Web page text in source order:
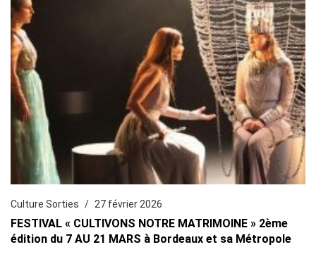
Culture Sorties 27 février 2026
FESTIVAL « CULTIVONS NOTRE MATRIMOINE » 2ème
édition du 7 AU 21 MARS à Bordeaux et sa Métropole